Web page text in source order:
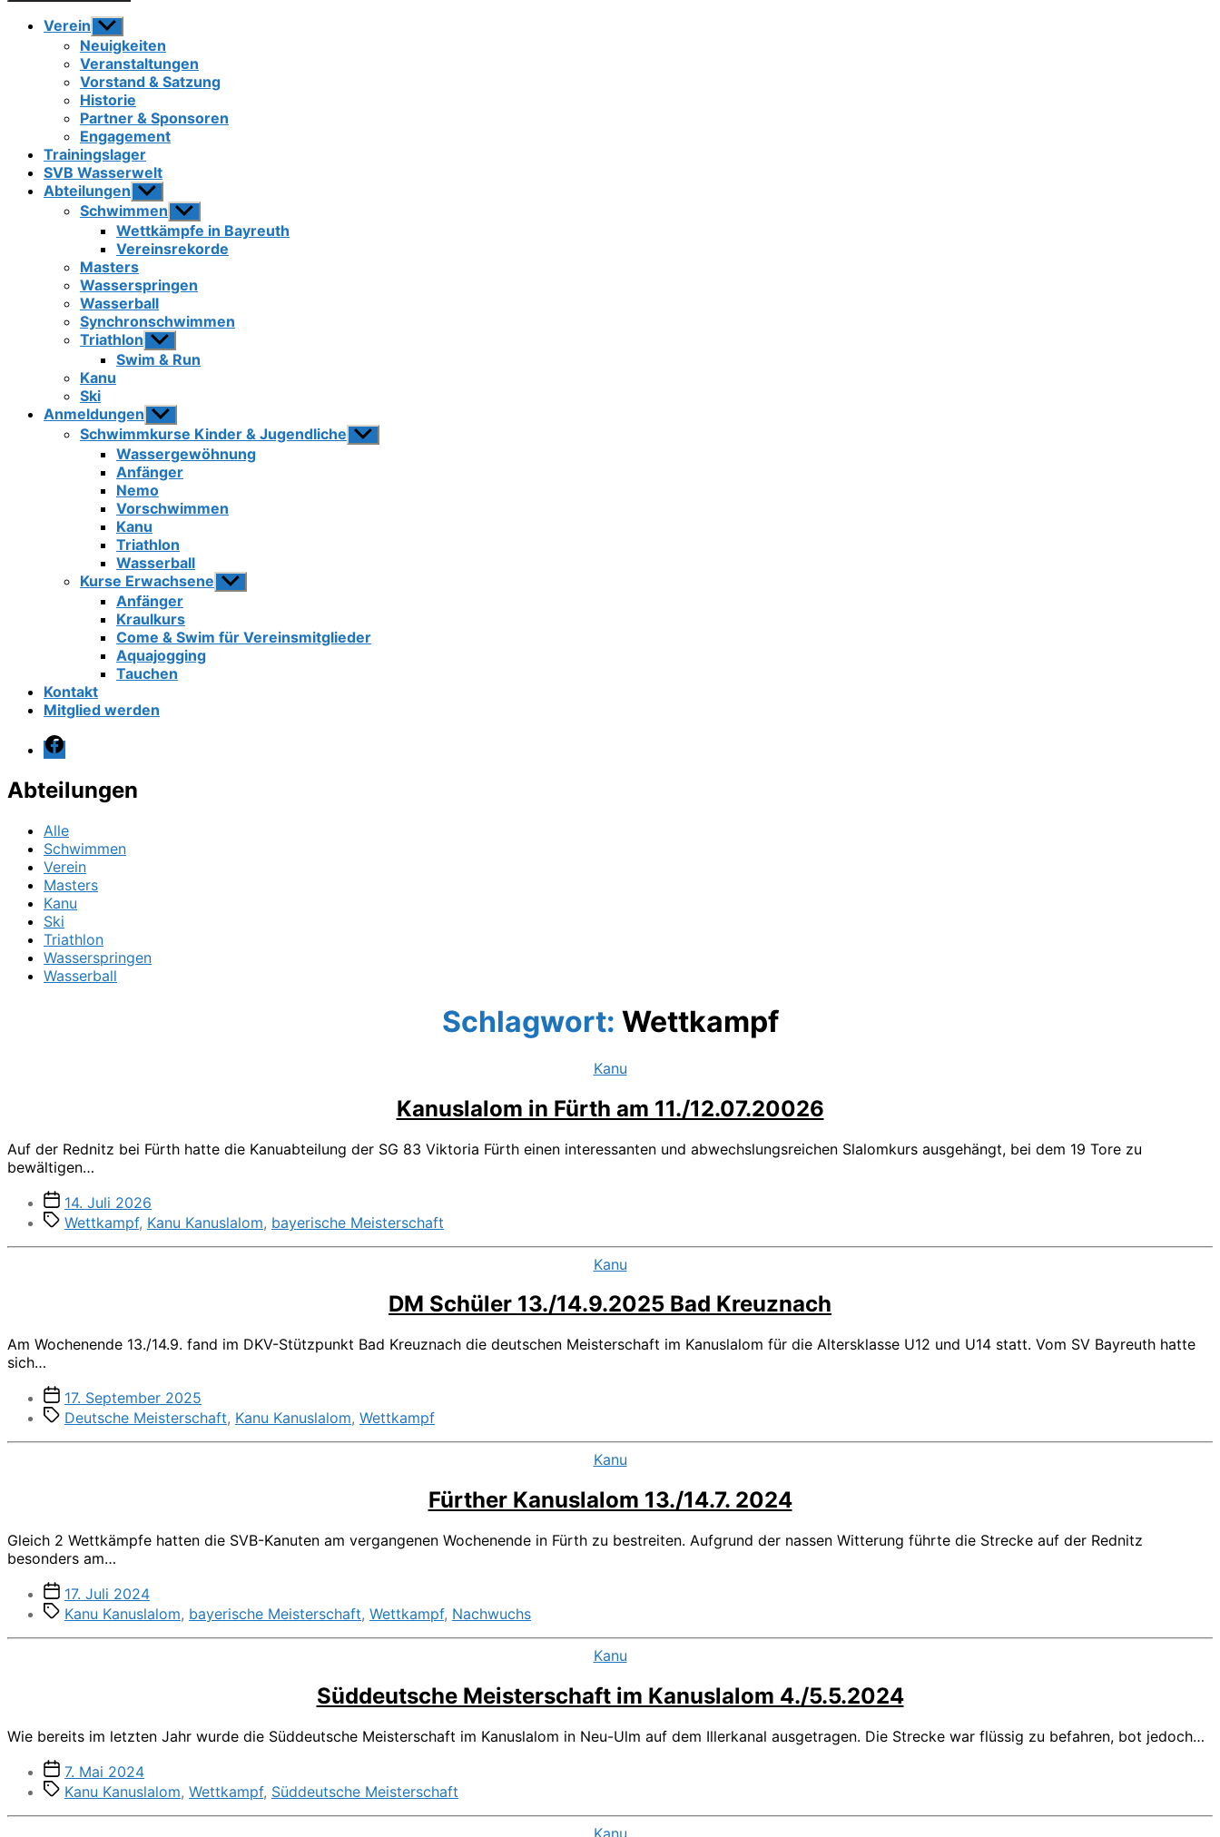
Verein Untermenü
anzeigen
Neuigkeiten
Veranstaltungen
Vorstand & Satzung
Historie
Partner & Sponsoren
Engagement
Trainingslager
SVB Wasserwelt
Abteilungen Untermenü
anzeigen
Schwimmen Untermenü
anzeigen
Wettkämpfe in Bayreuth
Vereinsrekorde
Masters
Wasserspringen
Wasserball
Synchronschwimmen
Triathlon Untermenü
anzeigen
Swim & Run
Kanu
Ski
Anmeldungen Untermenü
anzeigen
Schwimmkurse Kinder & Jugendliche Untermenü
anzeigen
Wassergewöhnung
Anfänger
Nemo
Vorschwimmen
Kanu
Triathlon
Wasserball
Kurse Erwachsene Untermenü
anzeigen
Anfänger
Kraulkurs
Come & Swim für Vereinsmitglieder
Aquajogging
Tauchen
Kontakt
Mitglied werden
Facebook
Abteilungen
Alle
Schwimmen
Verein
Masters
Kanu
Ski
Triathlon
Wasserspringen
Wasserball
Schlagwort: Wettkampf
Kategorien
Kanu
Kanuslalom in Fürth am 11./12.07.20026
Auf der Rednitz bei Fürth hatte die Kanuabteilung der SG 83 Viktoria Fürth einen interessanten und abwechslungsreichen Slalomkurs ausgehängt, bei dem 19 Tore zu
bewältigen…
Veröffentlichungsdatum
14. Juli 2026
Schlagwörter
Wettkampf, Kanu Kanuslalom, bayerische Meisterschaft
Kategorien
Kanu
DM Schüler 13./14.9.2025 Bad Kreuznach
Am Wochenende 13./14.9. fand im DKV-Stützpunkt Bad Kreuznach die deutschen Meisterschaft im Kanuslalom für die Altersklasse U12 und U14 statt. Vom SV Bayreuth hatte
sich…
Veröffentlichungsdatum
17. September 2025
Schlagwörter
Deutsche Meisterschaft, Kanu Kanuslalom, Wettkampf
Kategorien
Kanu
Fürther Kanuslalom 13./14.7. 2024
Gleich 2 Wettkämpfe hatten die SVB-Kanuten am vergangenen Wochenende in Fürth zu bestreiten. Aufgrund der nassen Witterung führte die Strecke auf der Rednitz
besonders am…
Veröffentlichungsdatum
17. Juli 2024
Schlagwörter
Kanu Kanuslalom, bayerische Meisterschaft, Wettkampf, Nachwuchs
Kategorien
Kanu
Süddeutsche Meisterschaft im Kanuslalom 4./5.5.2024
Wie bereits im letzten Jahr wurde die Süddeutsche Meisterschaft im Kanuslalom in Neu-Ulm auf dem Illerkanal ausgetragen. Die Strecke war flüssig zu befahren, bot jedoch…
Veröffentlichungsdatum
7. Mai 2024
Schlagwörter
Kanu Kanuslalom, Wettkampf, Süddeutsche Meisterschaft
Kategorien
Kanu